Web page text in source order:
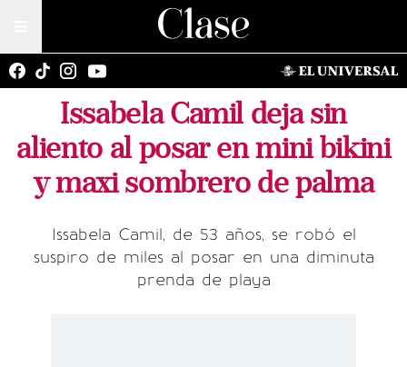
Issabela Camil deja sin
aliento al posar en mini bikini
y maxi sombrero de palma
Issabela Camil, de 53 años, se robó el
suspiro de miles al posar en una diminuta
prenda de playa